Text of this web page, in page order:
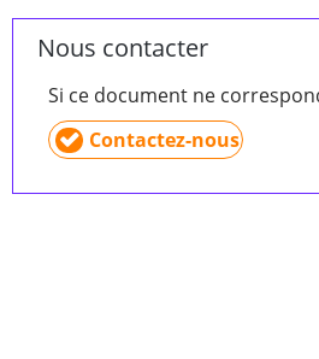
Nous contacter
Si ce document ne
Contactez-nous